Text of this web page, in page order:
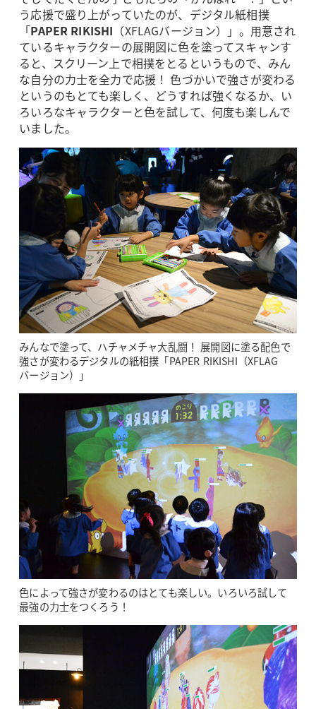
う応援で盛り上がっていたのが、デジタル紙相撲
「PAPER RIKISHI （XFLAGバージョン）」。用意され
ているキャラクターの展開図に色を塗ってスキャンす
ると、スクリーン上で相撲をとるというもので、みん
な自分の力士を全力で応援！ 色づかいで強さが変わる
というのもとても楽しく、どうすれば強くなるか、い
ろいろなキャラクターと色を試して、何度も楽しんで
いました。
みんなで塗って、ハチャメチャ大乱闘！ 展開図に塗る配色で
強さが変わるデジタルの紙相撲「PAPER RIKISHI（XFLAG
バージョン）」
色によって強さが変わるのはとても楽しい。いろいろ試して
最強の力士をつくろう！